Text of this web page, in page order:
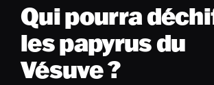
Qui pourra
les papyrus du
Vésuve ?